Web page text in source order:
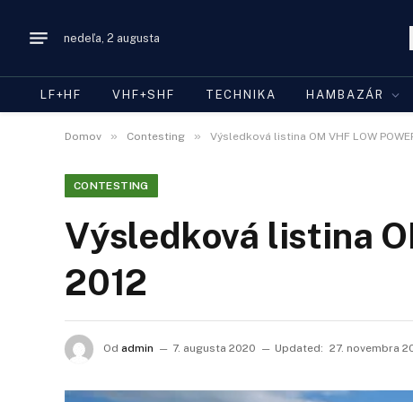
nedeľa, 2 augusta
LF+HF VHF+SHF TECHNIKA HAMBAZÁR
Domov » Contesting » Výsledková listina OM VHF LOW
CONTESTING
Výsledková listina
2012
Od admin 7. augusta 2020 Updated: 27. novembra